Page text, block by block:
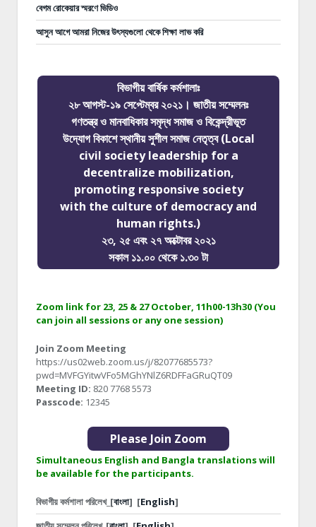
বেগম রোকেয়ার স্মরণে ভিডিও
আসুন আগে আমরা নিজের উৎস্যগুলো থেকে শিক্ষা লাভ করি
বিভাগীয় বার্ষিক কর্মশালাঃ
২৮ আগস্ট-১৯ সেপ্টেম্বর ২০২১। জাতীয় সম্মেলনঃ
গণতন্ত্র ও মানবাধিকার সমৃদ্ধ সমাজ ও বিকেন্দ্রীভূত
উদ্যোগ বিকাশে স্থানীয় সুশীল সমাজ নেতৃত্ব (Local
civil society leadership for a
decentralize mobilization,
promoting responsive society
with the culture of democracy and
human rights.)
২৩, ২৫ এবং ২৭ অক্টোবর ২০২১
সকাল ১১.০০ থেকে ১.৩০ টা
Zoom link for 23, 25 & 27 October, 11h00-13h30 (You
can join all sessions or any one session)
Join Zoom Meeting
https://us02web.zoom.us/j/82077685573?
pwd=MVFGYitwVFo5MGhYNlZ6RDFFaGRuQT09
Meeting ID: 820 7768 5573
Passcode: 12345
Please Join Zoom
Simultaneous English and Bangla translations will
be available for the participants.
বিভাগীয় কর্মশালা পরিলেখ_[বাংলা] [English]